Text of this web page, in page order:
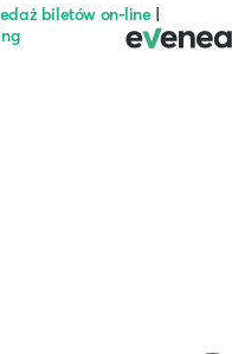
biletów on-line|